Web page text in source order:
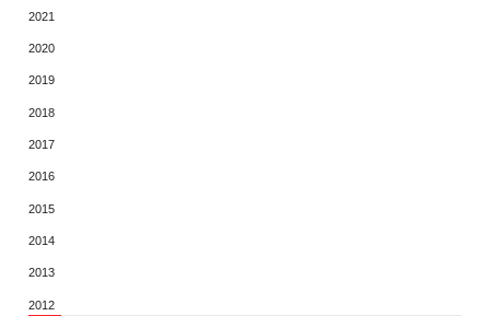
2021
2020
2019
2018
2017
2016
2015
2014
2013
2012